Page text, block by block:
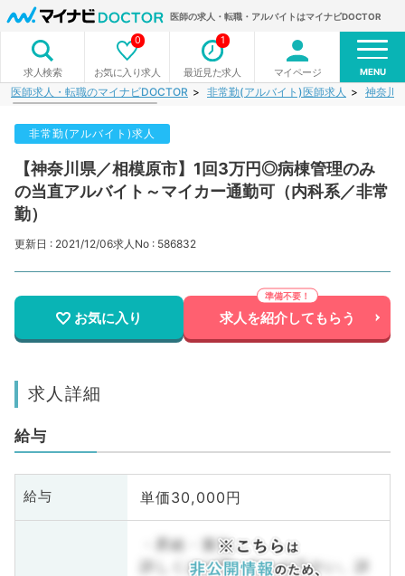
医師の求人・転職・アルバイトはマイナビDOCTOR
求人検索 お気に入り求人
0
最近見た求人
1
マイページ MENU
医師求人・転職のマイナビDOCTOR 非常勤(アルバイト)医師求人 神奈川
非常勤(アルバイト)求人
【神奈川県／相模原市】1回3万円◎病棟管理のみ
の当直アルバイト～マイカー通勤可（内科系／非常
勤）
更新日 : 2021/12/06求人No : 586832
お気に入り 求人を紹介してもらう
求人詳細
給与
給与 単価30,000円
・昇給・賞与
詳しくはお問い合わせ下さい。詳